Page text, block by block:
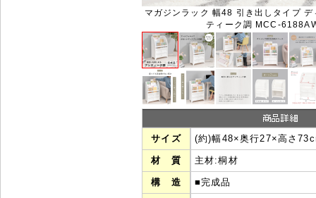
マガジンラック 幅48 引き出しタイプ デ
ティーク調 MCC-
サイズ (約)幅48×奥行27×高さ
材 質 主材:桐材
構 造 ■完成品